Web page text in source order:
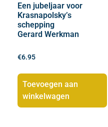
Een jubeljaar voor
Krasnapolsky’s
schepping
Gerard Werkman
€6.95
Toevoegen aan
winkelwagen